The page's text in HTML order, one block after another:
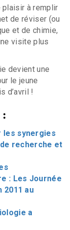
plaisir à remplir
de réviser (ou
et de chimie,
visite plus
devient une
le jeune
d’avril !
:
les synergies
recherche et
: Les Journée
2011 au
a